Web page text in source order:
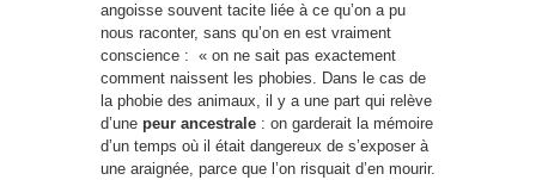
angoisse souvent tacite liée à ce qu’on a pu
nous raconter, sans qu’on en est vraiment
conscience : « on ne sait pas exactement
comment naissent les phobies. Dans le cas de
la phobie des animaux, il y a une part qui relève
d’une peur ancestrale : on garderait la mémoire
d’un temps où il était dangereux de s’exposer à
une araignée, parce que l’on risquait d’en mourir.